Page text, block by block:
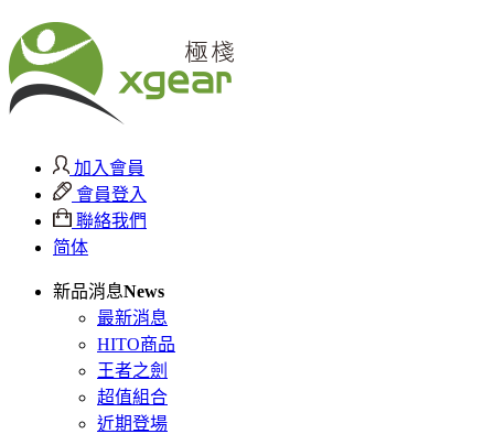
加入會員
會員登入
聯絡我們
简体
新品消息News
最新消息
HITO商品
王者之劍
超值組合
近期登場